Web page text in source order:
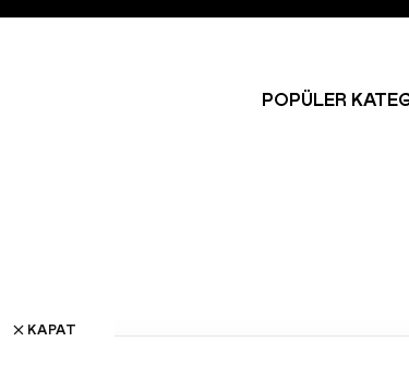
POPÜLER
KAPAT